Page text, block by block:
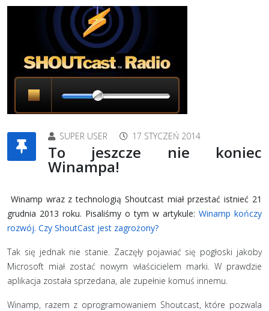
SUPER USER 17 STYCZEŃ 2014
To jeszcze nie koniec
Winampa!
Winamp wraz z technologią Shoutcast miał przestać istnieć 21
grudnia 2013 roku. Pisaliśmy o tym w artykule: Winamp kończy
rozwój. Czy ShoutCast jest zagrożony?
Tak się jednak nie stanie. Zaczęły pojawiać się pogłoski jakoby
Microsoft miał zostać nowym właścicielem marki. W prawdzie
aplikacja została sprzedana, ale zupełnie komuś innemu.
Winamp, razem z oprogramowaniem Shoutcast, które pozwala